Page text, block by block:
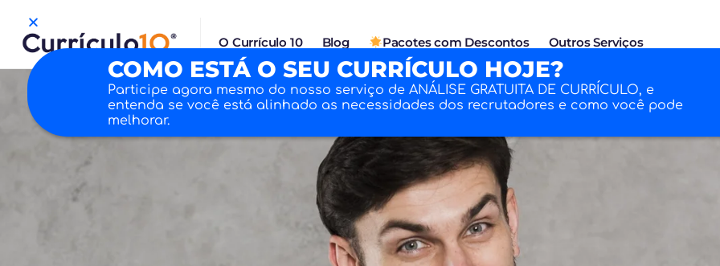
O Currículo 10 Blog Pacotes com Descontos Outros Serviços
COMO ESTÁ O SEU CURRÍCULO HOJE?
Participe agora mesmo do nosso serviço de ANÁLISE GRATUITA DE CURRÍCULO, e
entenda se você está alinhado as necessidades dos recrutadores e como você pode
melhorar.